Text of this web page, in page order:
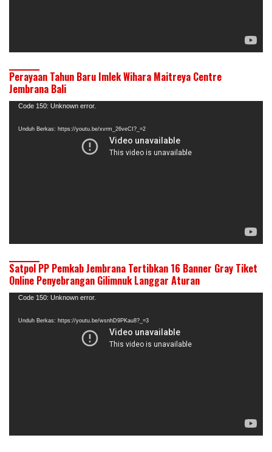
Perayaan Tahun Baru Imlek Wihara Maitreya Centre
Jembrana Bali
Pemutar
Code 150: Unknown error.
Unduh Berkas: https://youtu.be/xvrm_26veCI?_=2
Satpol PP Pemkab Jembrana Tertibkan 16 Banner Gray Tiket
Online Penyebrangan Gilimnuk Langgar Aturan
Pemutar
Code 150: Unknown error.
Unduh Berkas: https://youtu.be/wsnhD9PKau8?_=3